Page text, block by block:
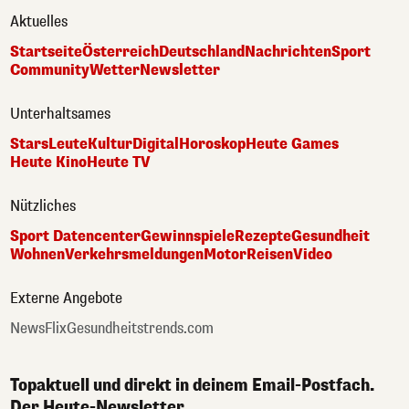
Aktuelles
StartseiteÖsterreichDeutschlandNachrichtenSport
CommunityWetterNewsletter
Unterhaltsames
StarsLeuteKulturDigital HoroskopHeute Games
Heute KinoHeute TV
Nützliches
Sport DatencenterGewinnspieleRezepteGesundheit
WohnenVerkehrsmeldungenMotorReisenVideo
Externe Angebote
NewsFlixGesundheitstrends.com
Topaktuell und direkt in deinem Email-Postfach.